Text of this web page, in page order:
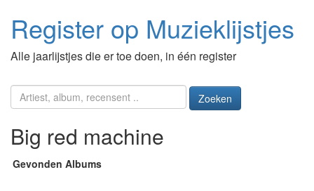
Register op Muzieklijstjes
Alle jaarlijstjes die er toe doen, in één register
Zoeken
Big red machine
Gevonden Albums